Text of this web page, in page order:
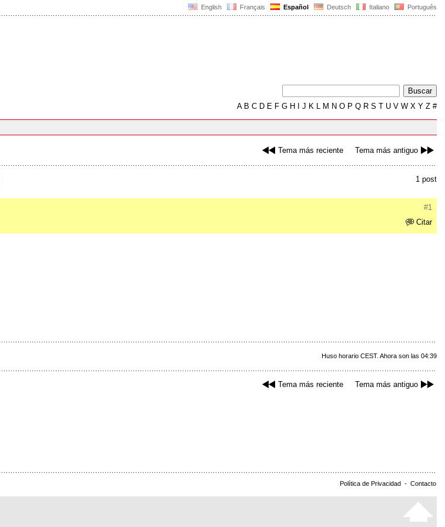
English Français Español Deutsch Italiano Português
AB C D E F G H J K L M N O P Q R S T U V W X Y Z #
Tema más reciente Tema más antiguo
1 post
#1
Citar
Huso horario CEST. Ahora son las 04:39
Tema más reciente Tema más antiguo
Política de Privacidad - Contacto